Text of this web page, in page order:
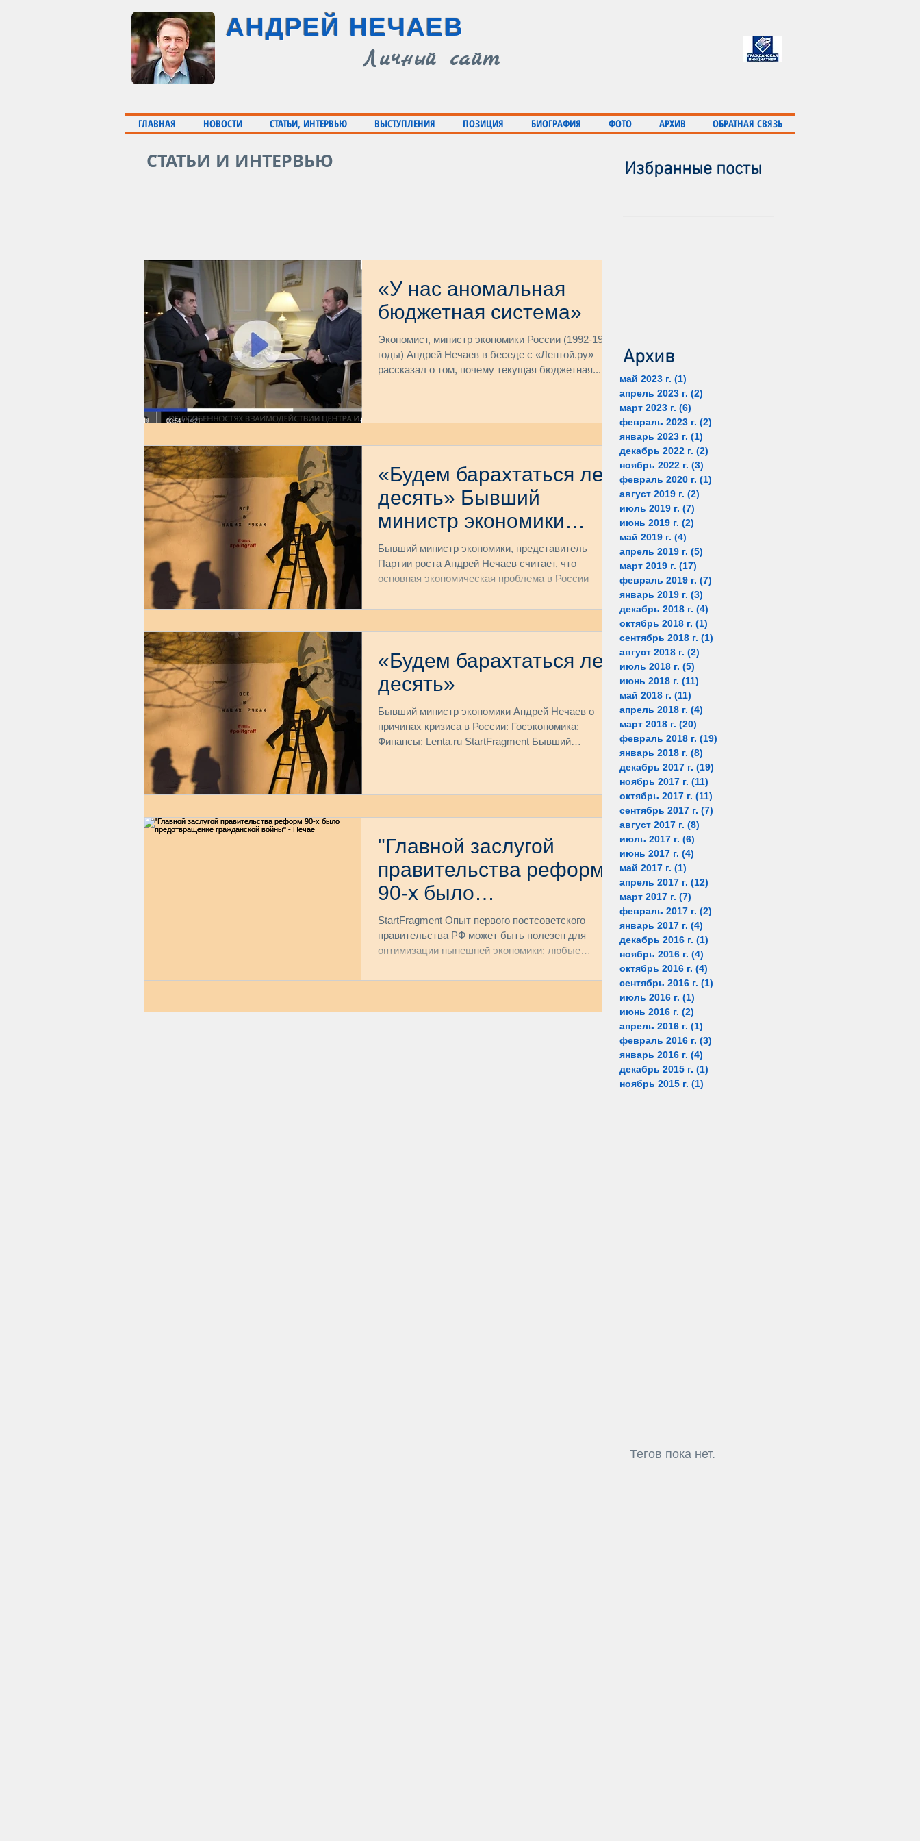
АНДРЕЙ НЕЧАЕВ
Личный сайт
ГЛАВНАЯ НОВОСТИ СТАТЬИ, ИНТЕРВЬЮ ВЫСТУПЛЕНИЯ ПОЗИЦИЯ БИОГРАФИЯ ФОТО АРХИВ ОБРАТНАЯ СВЯЗЬ
СТАТЬИ И ИНТЕРВЬЮ Избранные посты
«У нас аномальная
бюджетная система»
Экономист, министр экономики России (1992-1993
годы) Андрей Нечаев в беседе с «Лентой.ру»
рассказал о том, почему текущая бюджетная...
«Будем барахтаться лет
десять» Бывший
министр экономики
Андрей Нечаев о
причинах кризиса в
Бывший министр экономики, представитель
Партии роста Андрей Нечаев считает, что
основная экономическая проблема в России —
«Будем барахтаться лет
десять»
Бывший министр экономики Андрей Нечаев о
причинах кризиса в России: Госэкономика:
Финансы: Lenta.ru StartFragment Бывший
"Главной заслугой
правительства реформ
90-х было
предотвращение
гражданской войны" -
Нечае
StartFragment Опыт первого постсоветского
правительства РФ может быть полезен для
оптимизации нынешней экономики: любые
Архив
май 2023 г. (1)
апрель 2023 г. (2)
март 2023 г. (6)
февраль 2023 г. (2)
январь 2023 г. (1)
декабрь 2022 г. (2)
ноябрь 2022 г. (3)
февраль 2020 г. (1)
август 2019 г. (2)
июль 2019 г. (7)
июнь 2019 г. (2)
май 2019 г. (4)
апрель 2019 г. (5)
март 2019 г. (17)
февраль 2019 г. (7)
январь 2019 г. (3)
декабрь 2018 г. (4)
октябрь 2018 г. (1)
сентябрь 2018 г. (1)
август 2018 г. (2)
июль 2018 г. (5)
июнь 2018 г. (11)
май 2018 г. (11)
апрель 2018 г. (4)
март 2018 г. (20)
февраль 2018 г. (19)
январь 2018 г. (8)
декабрь 2017 г. (19)
ноябрь 2017 г. (11)
октябрь 2017 г. (11)
сентябрь 2017 г. (7)
август 2017 г. (8)
июль 2017 г. (6)
июнь 2017 г. (4)
май 2017 г. (1)
апрель 2017 г. (12)
март 2017 г. (7)
февраль 2017 г. (2)
январь 2017 г. (4)
декабрь 2016 г. (1)
ноябрь 2016 г. (4)
октябрь 2016 г. (4)
сентябрь 2016 г. (1)
июль 2016 г. (1)
июнь 2016 г. (2)
апрель 2016 г. (1)
февраль 2016 г. (3)
январь 2016 г. (4)
декабрь 2015 г. (1)
ноябрь 2015 г. (1)
Тегов пока нет.